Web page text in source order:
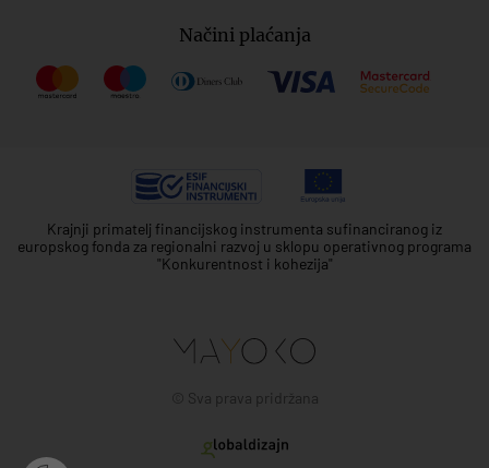
Načini plaćanja
Krajnji primatelj financijskog instrumenta sufinanciranog iz
europskog fonda za regionalni razvoj u sklopu operativnog programa
"Konkurentnost i kohezija"
© Sva prava pridržana